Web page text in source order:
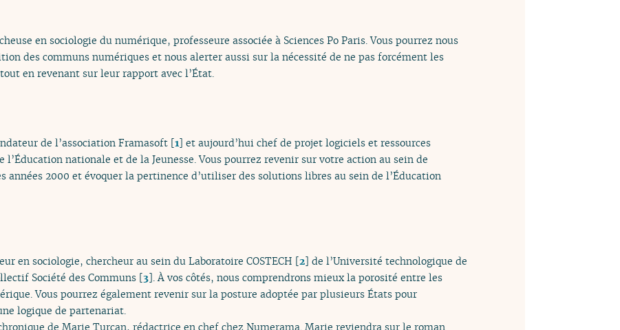
en sociologie du numérique, professeure associée à Sciences Po Paris. Vous pourrez nous
des communs numériques et nous alerter aussi sur la nécessité de ne pas forcément les
en revenant sur leur rapport avec l’État.
de l’association Framasoft [1] et aujourd’hui chef de projet logiciels et ressources
nationale et de la Jeunesse. Vous pourrez revenir sur votre action au sein de
années 2000 et évoquer la pertinence d’utiliser des solutions libres au sein de l’Éducation
en sociologie, chercheur au sein du Laboratoire COSTECH [2] de l’Université technologique de
Société des Communs [3]. À vos côtés, nous comprendrons mieux la porosité entre les
Vous pourrez également revenir sur la posture adoptée par plusieurs États pour
logique de partenariat.
de Marie Turcan, rédactrice en chef chez Numerama. Marie reviendra sur le roman